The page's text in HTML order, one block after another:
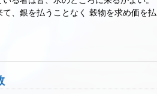
、銀を払うことなく 穀物を求め価を払